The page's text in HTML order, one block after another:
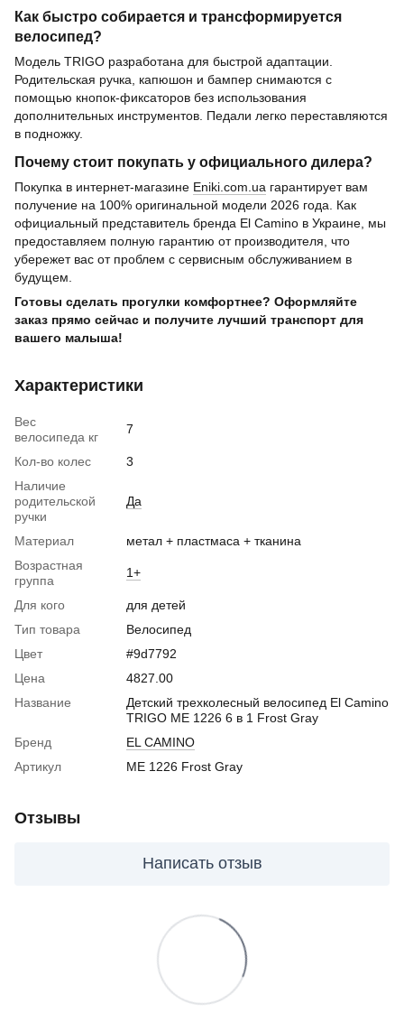
Как быстро собирается и трансформируется
велосипед?
Модель TRIGO разработана для быстрой адаптации.
Родительская ручка, капюшон и бампер снимаются с
помощью кнопок-фиксаторов без использования
дополнительных инструментов. Педали легко переставляются
в подножку.
Почему стоит покупать у официального дилера?
Покупка в интернет-магазине Eniki.com.ua гарантирует вам
получение на 100% оригинальной модели 2026 года. Как
официальный представитель бренда El Camino в Украине, мы
предоставляем полную гарантию от производителя, что
убережет вас от проблем с сервисным обслуживанием в
будущем.
Готовы сделать прогулки комфортнее? Оформляйте
заказ прямо сейчас и получите лучший транспорт для
вашего малыша!
Характеристики
Вес
велосипеда кг
7
Кол-во колес
3
Наличие
родительской
ручки
Да
Материал
метал + пластмаса + тканина
Возрастная
группа
1+
Для кого
для детей
Тип товара
Велосипед
Цвет
#9d7792
Цена
4827.00
Название
Детский трехколесный велосипед El Camino
TRIGO ME 1226 6 в 1 Frost Gray
Бренд
EL CAMINO
Артикул
ME 1226 Frost Gray
Отзывы
Написать отзыв